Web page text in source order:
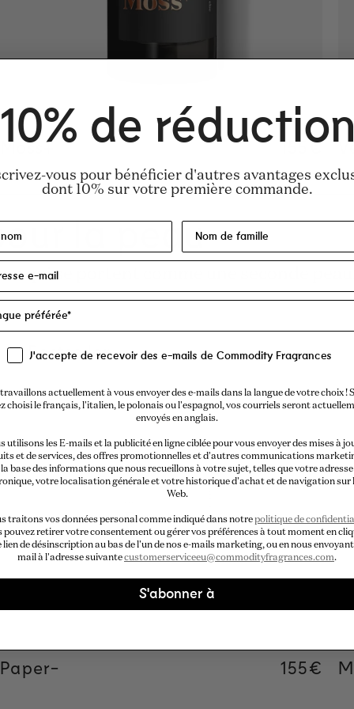
price
price
price
Moss+ Regular
155€
Regular
155€
34€
la peau
qui se portent comme une seconde peau.
price
price
price
Bestseller
Ajout rapide
Paper- Regular
155€
Regular
155€
34€
10% de réduction
vous pour bénéficier d'autres avantages
dont 10% sur votre première commande.
J'accepte de recevoir des e-mails de Commodity Fragrances
actuellement à vous envoyer des e-mails dans la langue de votre choix !
choisi le français, l'italien, le polonais ou l'espagnol, vos courriels seront
envoyés en anglais.
utilisons les E-mails et la publicité en ligne ciblée pour vous envoyer des mises à
et de services, des offres promotionnelles et d'autres communications
la base des informations que nous recueillons à votre sujet, telles que votre adresse
votre localisation générale et votre historique d'achat et de navigation sur
Web.
traitons vos données personal comme indiqué dans notrepolitique de
pouvez retirer votre consentement ou gérer vos préférences à tout moment en
lien de désinscription au bas de l'un de nos e-mails marketing, ou en nous envoyant
mail à l'adresse suivantecustomerserviceeu@commodityfragrances.com.
S'abonner à